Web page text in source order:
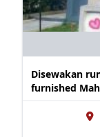
Disewakan
furnished